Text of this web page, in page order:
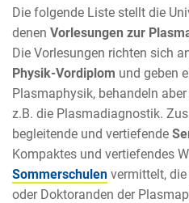
Die folgende Liste stellt die
denen Vorlesungen zur
Die Vorlesungen richten sich
Physik-Vordiplom und geben
Plasmaphysik, behandeln
z.B. die Plasmadiagnostik.
begleitende und vertiefende
Kompaktes und vertiefendes
Sommerschulen vermittelt,
oder Doktoranden der